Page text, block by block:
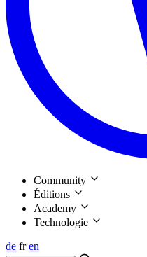
Community
Éditions
Academy
Technologie
de fr en